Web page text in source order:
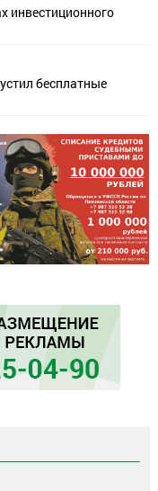
инвестиционного
бесплатные